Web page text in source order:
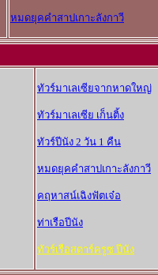
หมดยุคคำสาปเกาะลังกาวี
ทัวร์มาเลเซียจากหาดใหญ่
ทัวร์มาเลเซีย เก็นติ้ง
ทัวร์ปีนัง 2 วัน 1 คืน
หมดยุคคำสาปเกาะลังกาวี
คฤหาสน์เฉิงฟัตเจ๋อ
ท่าเรือปีนัง
ทัวร์เรือสตาร์ครูซ ปีนัง